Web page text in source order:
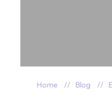
Home Blog